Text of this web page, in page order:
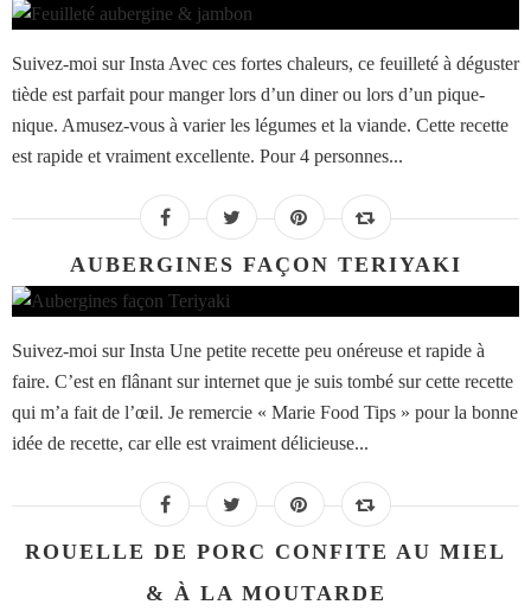
Suivez-moi sur Insta Avec ces fortes chaleurs, ce feuilleté à déguster
tiède est parfait pour manger lors d’un diner ou lors d’un pique-
nique. Amusez-vous à varier les légumes et la viande. Cette recette
est rapide et vraiment excellente. Pour 4 personnes...
AUBERGINES FAÇON TERIYAKI
Suivez-moi sur Insta Une petite recette peu onéreuse et rapide à
faire. C’est en flânant sur internet que je suis tombé sur cette recette
qui m’a fait de l’œil. Je remercie « Marie Food Tips » pour la bonne
idée de recette, car elle est vraiment délicieuse...
ROUELLE DE PORC CONFITE AU MIEL
& À LA MOUTARDE